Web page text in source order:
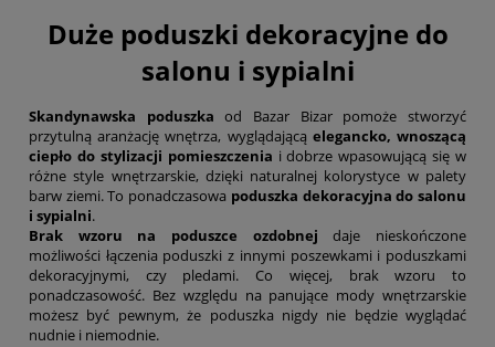
Duże poduszki dekoracyjne do
salonu i sypialni
Skandynawska poduszka od Bazar Bizar pomoże stworzyć
przytulną aranżację wnętrza, wyglądającą elegancko, wnoszącą
ciepło do stylizacji pomieszczenia i dobrze wpasowującą się w
różne style wnętrzarskie, dzięki naturalnej kolorystyce w palety
barw ziemi. To ponadczasowa poduszka dekoracyjna do salonu
i sypialni.
Brak wzoru na poduszce ozdobnej daje nieskończone
możliwości łączenia poduszki z innymi poszewkami i poduszkami
dekoracyjnymi, czy pledami. Co więcej, brak wzoru to
ponadczasowość. Bez względu na panujące mody wnętrzarskie
możesz być pewnym, że poduszka nigdy nie będzie wyglądać
nudnie i niemodnie.